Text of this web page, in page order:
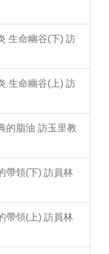
生命幽谷(下) 訪
生命幽谷(上) 訪
的脂油 訪玉里教
帶領(下) 訪員林
帶領(上) 訪員林